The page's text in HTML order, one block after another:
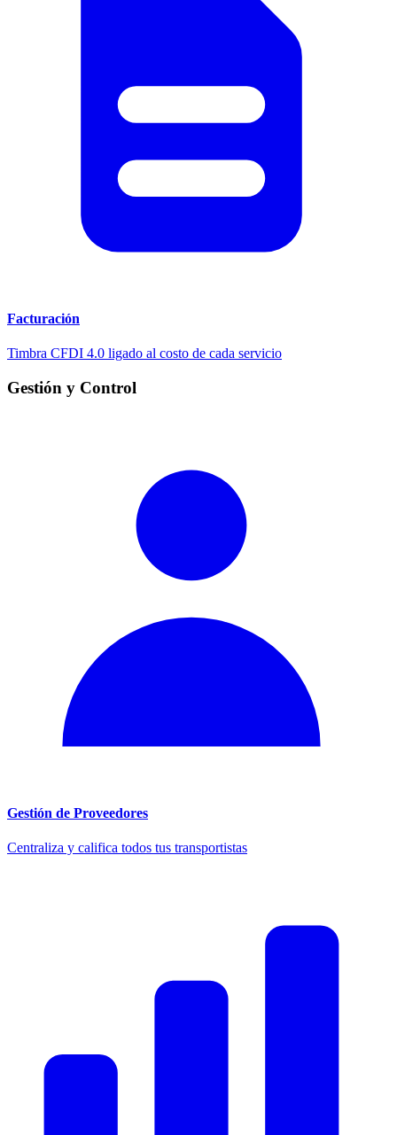
Facturación
Timbra CFDI 4.0 ligado al costo de cada servicio
Gestión y Control
Gestión de Proveedores
Centraliza y califica todos tus transportistas